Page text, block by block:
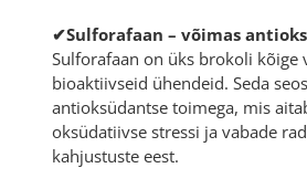
✔Sulforafaan – võimas
Sulforafaan on üks brokoli kõige
bioaktiivseid ühendeid. Seda
antioksüdantse toimega, mis
oksüdatiivse stressi ja vabade
kahjustuste eest.